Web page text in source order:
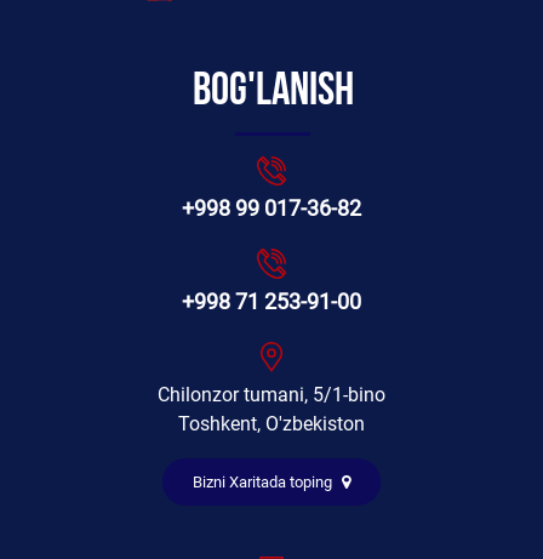
Bog'lanish
+998 99 017-36-82
+998 71 253-91-00
Chilonzor tumani, 5/1-bino
Toshkent, O'zbekiston
Bizni Xaritada toping